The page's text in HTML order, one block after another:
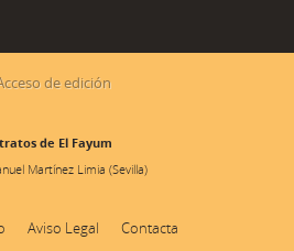
de edición
de El Fayum
Martínez Limia (Sevilla)
Aviso Legal Contacta